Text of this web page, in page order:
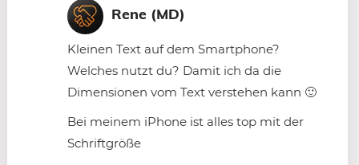
Rene (MD)
Kleinen Text auf dem Smartphone?
Welches nutzt du? Damit ich da die
Dimensionen vom Text verstehen kann 🙂
Bei meinem iPhone ist alles top mit der
Schriftgröße